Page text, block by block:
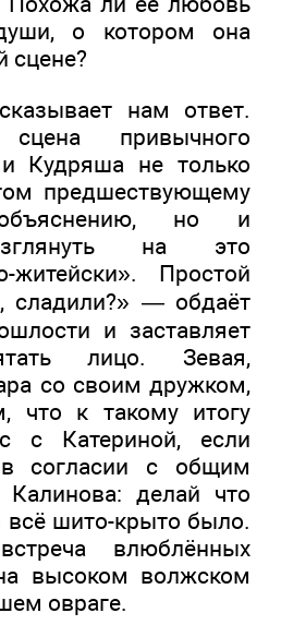
о котором она
сцене?
нам ответ.
сцена привычного
Кудряша не только
предшествующему
но и
на это
житейски». Простой
сладили?» — обдаёт
и заставляет
лицо. Зевая,
со своим дружком,
что к такому итогу
с Катериной, если
согласии с общим
Калинова: делай что
шито-крыто было.
влюблённых
высоком волжском
овраге.